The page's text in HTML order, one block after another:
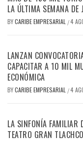
LA ÚLTIMA SEMANA DE
BYCARIBE EMPRESARIAL /4
LANZAN
CAPACITAR A 10 MIL
ECONÓMICA
BYCARIBE EMPRESARIAL /4
LA SINFONÍA FAMILIAR
TEATRO GRAN